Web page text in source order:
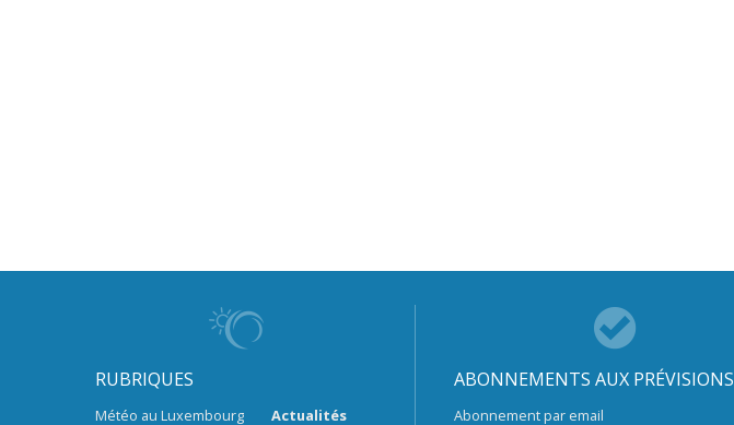
RUBRIQUES
Météo au Luxembourg Actualités
ABONNEMENTS AUX PRÉVISIONS
Abonnement par email